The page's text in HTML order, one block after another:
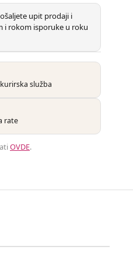
upit prodaji i
i rokom isporuke u roku
služba
rate
OVDE.